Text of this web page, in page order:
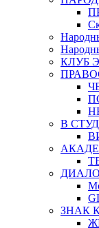
КЛУБ
В
ЗНАК